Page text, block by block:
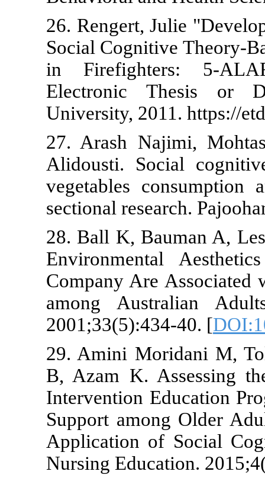
26. Rengert,
Social
in
Electronic
University,
27. Arash
Alidousti.
vegetables
sectional
28. Ball K,
Company
among
29. Amini
B, Azam K.
Intervention
Support
Application
Nursing